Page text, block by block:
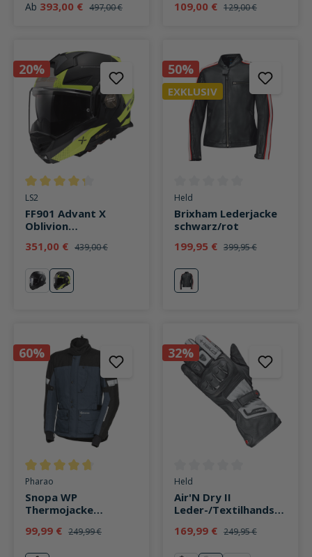
Ab 393,00 € 497,00 € 109,00 € 129,00 €
20%
Durchschnittliche Bewertung von 4.1 von 5 Sternen
LS2
FF901 Advant X
Oblivion
elb
351,00 € 439,00 €
mattschwarz
Oblivion mattschwarz/neongelb
50%
EXKLUSIV
Durchschnittliche Bewertung
Held
Brixham Lederjacke
schwarz/rot
199,95 € 399,95 €
schwarz/rot
60%
Durchschnittliche Bewertung von 4.7 von 5 Sternen
Pharao
Snopa WP
Thermojacke
99,99 € 249,99 €
32%
Durchschnittliche Bewertung
Held
Air'N Dry II
Leder-/Textilhandsch
169,99 € 249,95 €